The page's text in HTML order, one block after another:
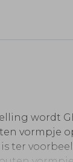
wordt
vormpje
ter